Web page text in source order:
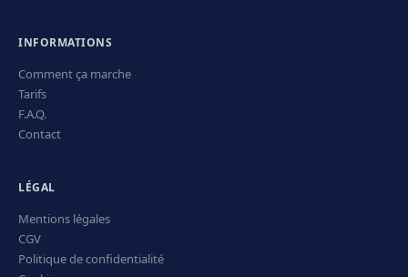
INFORMATIONS
Comment ça marche
Tarifs
F.A.Q.
Contact
LÉGAL
Mentions légales
CGV
Politique de confidentialité